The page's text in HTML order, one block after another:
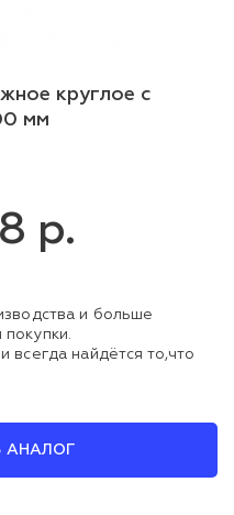
круглое с
мм
р.
и больше
покупки.
всегда найдётся то,что
АНАЛОГ